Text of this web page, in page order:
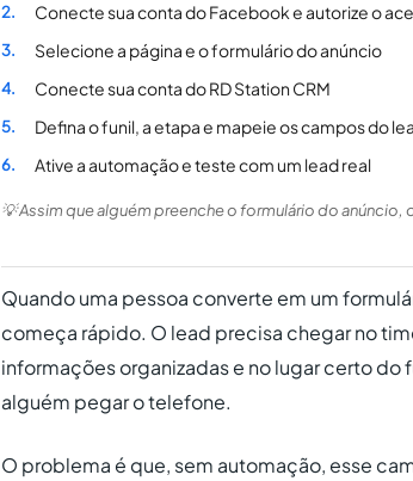
2. Conecte sua conta do Facebook e autorize o
3. Selecione a página e o formulário do anúncio
4. Conecte sua conta do RD Station CRM
5. Defina o funil, a etapa e mapeie os campos do
6. Ative a automação e teste com um lead real
💡 Assim que alguém preenche o formulário do anúncio,
Quando uma pessoa converte em um
começa rápido. O lead precisa chegar no
informações organizadas e no lugar certo
alguém pegar o telefone.
O problema é que, sem automação, esse